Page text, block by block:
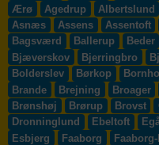
Ærø
Agedrup Albertslund
Asnæs
Assens Assentoft
Bagsværd
Ballerup Beder
Bjæverskov
Bjerringbro
Bolderslev
Børkop
Brande
Brejning Broager
Brønshøj
Brørup Brovst
Dronninglund
Ebeltoft
Esbjerg
Faaborg